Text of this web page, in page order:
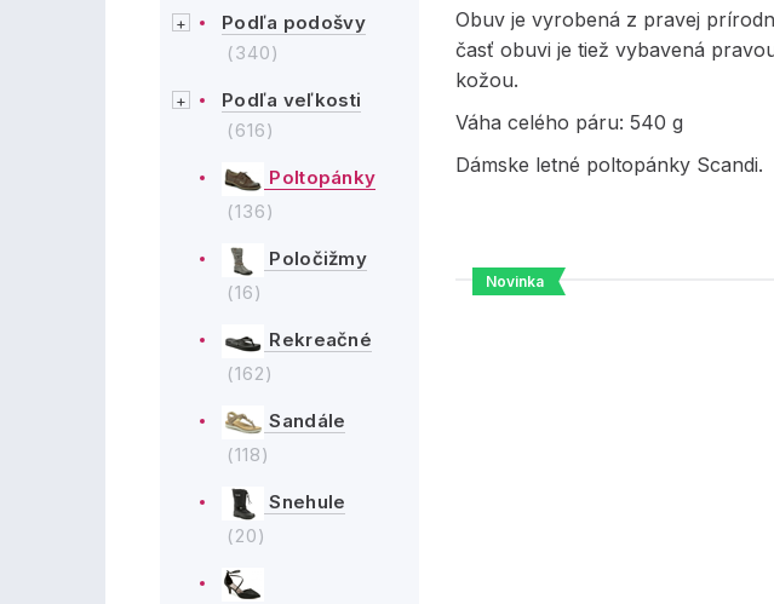
Podľa podošvy
(340)
Podľa veľkosti
(616)
Poltopánky
(136)
Poločižmy
(16)
Rekreačné
(162)
Sandále
(118)
Snehule
(20)
Obuv je vyrobená z pravej
časť obuvi je tiež vybavená
kožou.
Váha celého páru: 540 g
Dámske letné poltopánky Scandi.
Novinka